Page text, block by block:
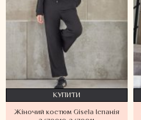
Жіночий костюм Gisela Іспанія
КУПИТИ